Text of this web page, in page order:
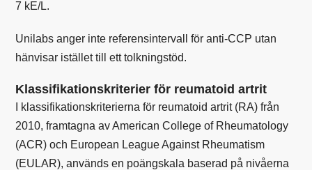
7 kE/L.
Unilabs anger inte referensintervall för anti-CCP utan
hänvisar istället till ett tolkningstöd.
Klassifikationskriterier för reumatoid artrit
I klassifikationskriterierna för reumatoid artrit (RA) från
2010, framtagna av American College of Rheumatology
(ACR) och European League Against Rheumatism
(EULAR), används en poängskala baserad på nivåerna